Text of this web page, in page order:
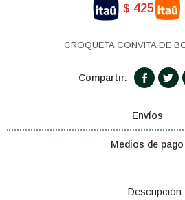
$ 425
CROQUETA CONVITA DE
 
Envíos
Medios de pago
Descripción